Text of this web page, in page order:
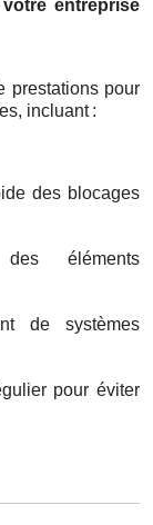
entreprise
prestations pour
incluant :
des blocages
éléments
de systèmes
pour éviter